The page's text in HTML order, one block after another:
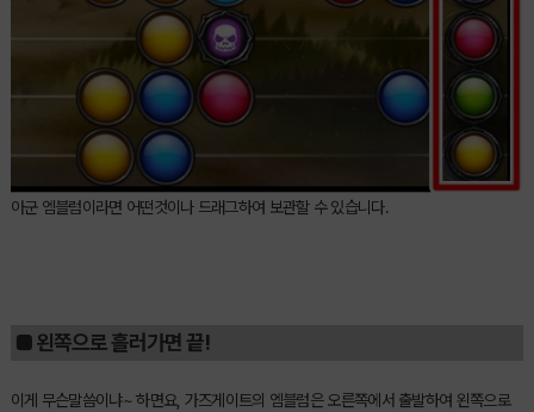
아군 엠블럼이라면 어떤것이나 드래그하여 보관할 수 있습니다.
■ 왼쪽으로 흘러가면 끝!
이게 무슨말씀이냐~ 하면요, 가즈게이트의 엠블럼은 오른쪽에서 출발하여 왼쪽으로